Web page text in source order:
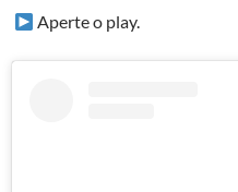
Aperte o play.